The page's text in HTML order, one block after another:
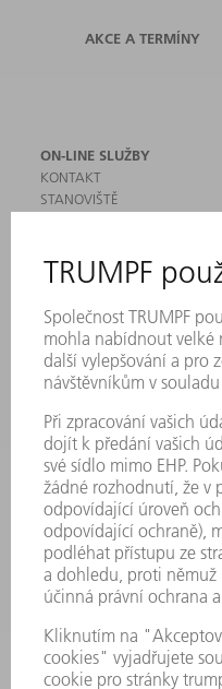
AKCE A TERMÍNY
ON-LINE SLUŽBY
KONTAKT
STANOVIŠTĚ
MYTRUMPF
BEZPEČNOSTNÍ LISTY
PRODUKTY
STROJE & SYSTÉMY
LASER
VÝKONOVÁ ELEKTRONIKA
SMART FACTORY
SOFTWARE
SERVIS
POUŽITÍ
ODVĚTVÍ
SPOLEČNOST
KARIÉRA
PRACOVNÍ NABÍDKY
PROFIL PODNIKU
VÝROČNÍ ZPRÁVA
ZÁSADY SPOLEČNOSTI
SHODA